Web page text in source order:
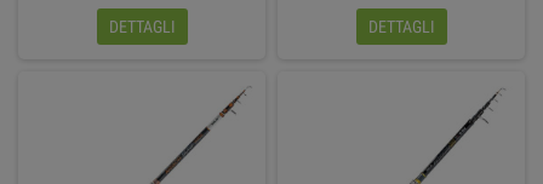
DETTAGLI DETTAGLI